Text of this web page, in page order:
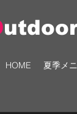
HOME 夏季メ